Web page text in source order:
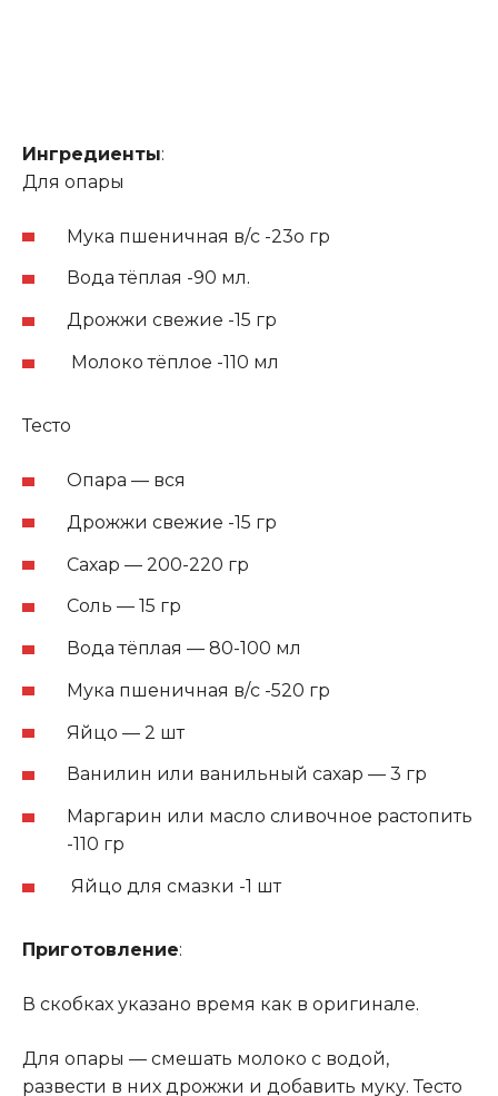
Ингредиенты:
Для опары
Мука пшеничная в/с -23о гр
Вода тёплая -90 мл.
Дрожжи свежие -15 гр
Молоко тёплое -110 мл
Тесто
Опара — вся
Дрожжи свежие -15 гр
Сахар — 200-220 гр
Соль — 15 гр
Вода тёплая — 80-100 мл
Мука пшеничная в/с -520 гр
Яйцо — 2 шт
Ванилин или ванильный сахар — 3 гр
Маргарин или масло сливочное растопить
-110 гр
Яйцо для смазки -1 шт
Приготовление:
В скобках указано время как в оригинале.
Для опары — смешать молоко с водой,
развести в них дрожжи и добавить муку. Тесто